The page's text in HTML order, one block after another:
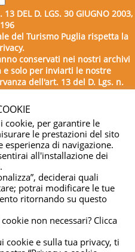
13 DEL D. LGS. 30 GIUGNO 2003,
del Turismo Puglia rispetta la
conservati nei nostri archivi
solo per inviarti le nostre
dell'art. 13 del D. Lgs. n.
del Turismo Puglia - C.F.
cookie, per garantire le
le prestazioni del sito
di navigazione.
all'installazione dei
deciderai quali
potrai modificare le tue
ritornando su questo
non necessari? Clicca
cookie e sulla tua privacy, ti